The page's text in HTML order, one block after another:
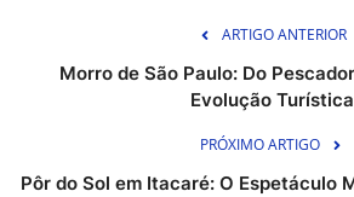
ARTIGO ANTERIOR
Morro de São Paulo: Do
Evolução Turística
PRÓXIMO ARTIGO
Pôr do Sol em Itacaré: O Espetáculo